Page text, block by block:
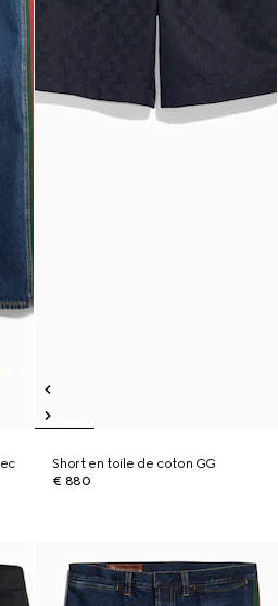
Short en toile de coton GG
€ 880